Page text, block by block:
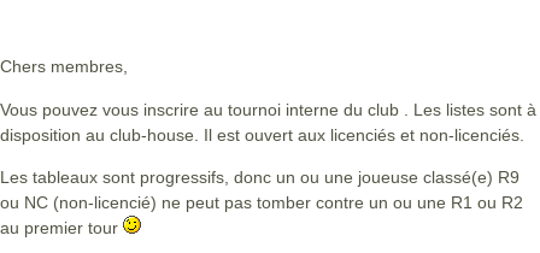
Chers membres,
Vous pouvez vous inscrire au tournoi interne du club . Les listes sont à
disposition au club-house. Il est ouvert aux licenciés et non-licenciés.
Les tableaux sont progressifs, donc un ou une joueuse classé(e) R9
ou NC (non-licencié) ne peut pas tomber contre un ou une R1 ou R2
au premier tour